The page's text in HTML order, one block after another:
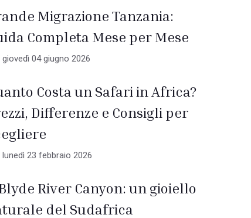
Migrazione Tanzania:
Completa Mese per Mese
giovedì 04 giugno 2026
Costa un Safari in Africa?
Differenze e Consigli per
lunedì 23 febbraio 2026
River Canyon: un gioiello
del Sudafrica